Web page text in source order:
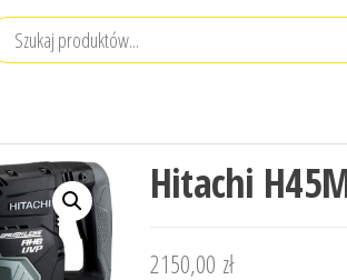
Hitachi
2150,00 zł